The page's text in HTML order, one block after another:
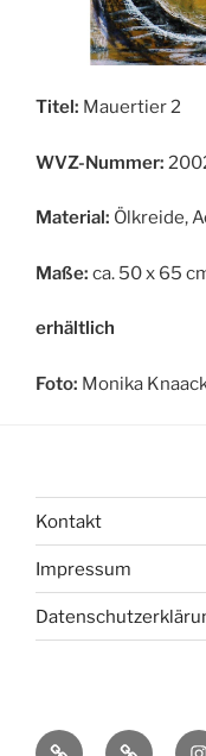
Titel: Mauertier 2
WVZ-Nummer:
Material: Ölkreide,
Maße: ca. 50 x 65
erhältlich
Foto: Monika
Kontakt
Impressum
bsky Mastadon